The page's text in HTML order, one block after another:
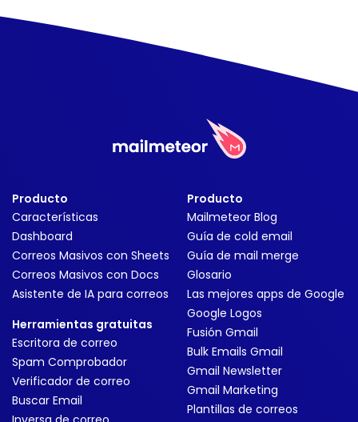
Producto
Características
Dashboard
Correos Masivos con Sheets
Correos Masivos con Docs
Asistente de IA para correos
Herramientas gratuitas
Escritora de correo
Spam Comprobador
Verificador de correo
Buscar Email
Producto
Mailmeteor Blog
Guía de cold email
Guía de mail merge
Glosario
Las mejores apps de Google
Google Logos
Fusión Gmail
Bulk Emails Gmail
Gmail Newsletter
Gmail Marketing
Plantillas de correos